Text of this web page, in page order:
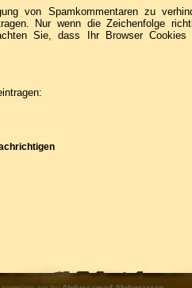
von Spamkommentaren zu
Nur wenn die Zeichenfolge
Sie, dass Ihr Browser